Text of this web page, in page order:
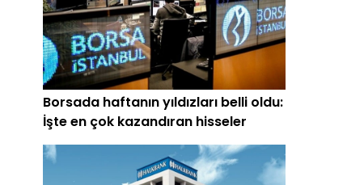
Borsada haftanın yıldızları belli oldu:
İşte en çok kazandıran hisseler